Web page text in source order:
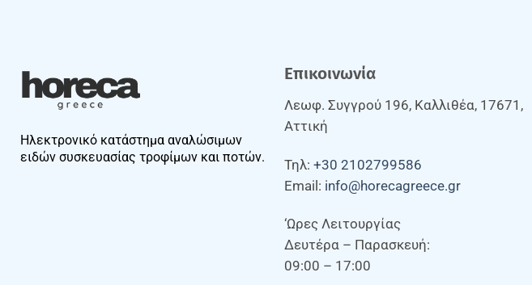
Ηλεκτρονικό κατάστημα αναλώσιμων
ειδών συσκευασίας τροφίμων και ποτών.
Επικοινωνία
Λεωφ. Συγγρού 196, Καλλιθέα, 17671,
Αττική
Τηλ: +30 2102799586
Email: info@horecagreece.gr
‘Ωρες Λειτουργίας
Δευτέρα – Παρασκευή:
09:00 – 17:00